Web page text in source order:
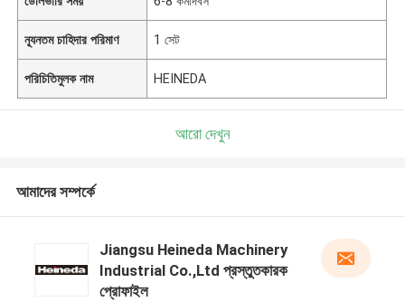
ন্যূনতম চাহিদার পরিমাণ 1 সেট
পরিচিতিমুলক নাম HEINEDA
আরো দেখুন
আমাদের সম্পর্কে
Jiangsu Heineda Machinery
Industrial Co.,Ltd প্রস্তুতকারক
প্রোফাইল